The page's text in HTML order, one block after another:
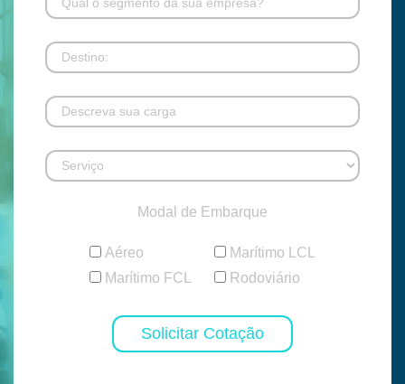
Modal de Embarque
Aéreo
Marítimo LCL
Marítimo FCL
Rodoviário